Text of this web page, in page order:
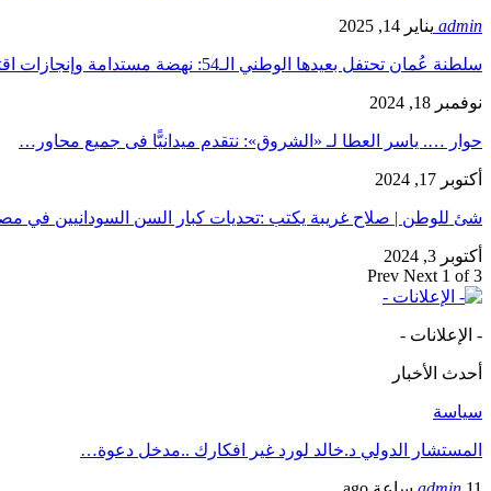
admin يناير 14, 2025
سلطنة عُمان تحتفل بعيدها الوطني الـ54: نهضة مستدامة وإنجازات اقتصادية…
نوفمبر 18, 2024
حوار …. ياسر العطا لـ «الشروق»: نتقدم ميدانيًّا فى جميع محاور…
أكتوبر 17, 2024
شئ للوطن | صلاح غريبة يكتب :تحديات كبار السن السودانيين في
أكتوبر 3, 2024
Prev Next 1 of 3
- الإعلانات -
أحدث الأخبار
سياسة
المستشار الدولي د.خالد لورد غير افكارك ..مدخل دعوة…